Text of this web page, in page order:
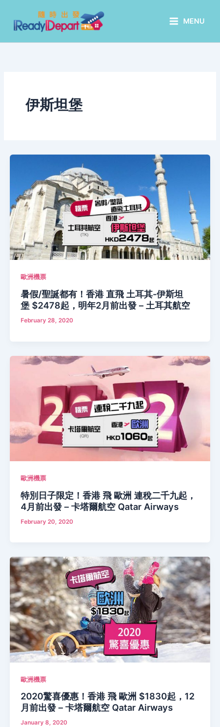
content
MENU
伊斯坦堡
歐洲機票
暑假/聖誕都有！香港 直飛 土耳其-伊斯坦
堡 $2478起，明年2月前出發 – 土耳其航空
February 28, 2020
歐洲機票
特別日子限定！香港 飛 歐洲 連稅二千九起，
4月前出發 – 卡塔爾航空 Qatar Airways
February 20, 2020
歐洲機票
2020驚喜優惠！香港 飛 歐洲 $1830起，12
月前出發 – 卡塔爾航空 Qatar Airways
January 8, 2020